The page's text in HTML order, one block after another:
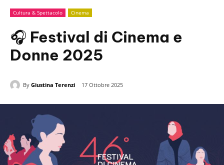
Cultura & Spettacolo Cinema
🎧 Festival di Cinema e
Donne 2025
By Giustina Terenzi 17 Ottobre 2025